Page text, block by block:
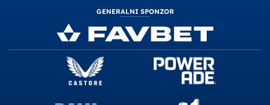
GENERALNI SPONZOR